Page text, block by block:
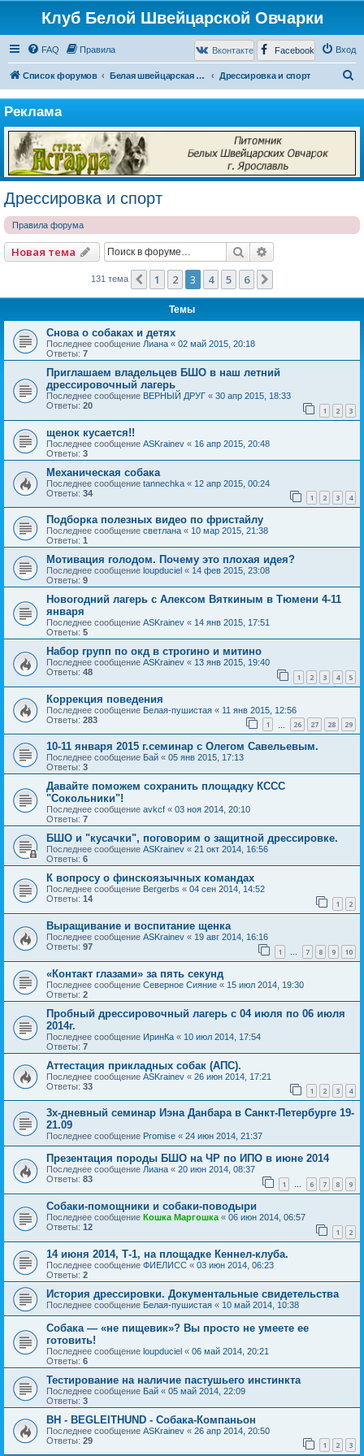
Клуб Белой Швейцарской Овчарки
FAQ Правила Вход
Вконтакте Facebook
Список форумов Белая швейцарская овчарка Дрессировка и спорт
с
Реклама
Дрессировка и спорт
Правила форума
Новая тема Поиск
131 тема Пред.
1 2 3 4 5 6
Темы
Снова о собаках и детях
Последнее сообщение Лиана « 02 май 2015, 20:18
Ответы: 7
Приглашаем владельцев БШО в наш летний
дрессировочный лагерь
Последнее сообщение ВЕРНЫЙ ДРУГ « 30 апр 2015, 18:33
Ответы: 20 1 2 3
щенок кусается!!
Последнее сообщение ASKrainev « 16 апр 2015, 20:48
Ответы: 3
Механическая собака
Последнее сообщение tannechka « 12 апр 2015, 00:24
Ответы: 34 1 2 3 4
Подборка полезных видео по фристайлу
Последнее сообщение светлана « 10 мар 2015, 21:38
Ответы: 1
Мотивация голодом. Почему это плохая идея?
Последнее сообщение loupduciel « 14 фев 2015, 23:08
Ответы: 9
Новогодний лагерь с Алексом Вяткиным в Тюмени 4-11
января
Последнее сообщение ASKrainev « 14 янв 2015, 17:51
Ответы: 5
Набор групп по окд в строгино и митино
Последнее сообщение ASKrainev « 13 янв 2015, 19:40
Ответы: 48 1 2 3 4 5
Коррекция поведения
Последнее сообщение Белая-пушистая « 11 янв 2015, 12:56
Ответы: 283 1 26 27 28 29
10-11 января 2015 г.семинар с Олегом Савельевым.
Последнее сообщение Бай « 05 янв 2015, 17:13
Ответы: 3
Давайте поможем сохранить площадку КССС
"Сокольники"!
Последнее сообщение avkcf « 03 ноя 2014, 20:10
Ответы: 7
БШО и "кусачки", поговорим о защитной дрессировке.
Последнее сообщение ASKrainev « 21 окт 2014, 16:56
Ответы: 6
К вопросу о финскоязычных командах
Последнее сообщение Bergerbs « 04 сен 2014, 14:52
Ответы: 14 1 2
Выращивание и воспитание щенка
Последнее сообщение ASKrainev « 19 авг 2014, 16:16
Ответы: 97 1 … 7 8 9 10
«Контакт глазами» за пять секунд
Последнее сообщение Северное Сияние « 15 июл 2014, 19:30
Ответы: 2
Пробный дрессировочный лагерь с 04 июля по 06 июля
2014г.
Последнее сообщение ИринКа « 10 июл 2014, 17:54
Ответы: 7
Аттестация прикладных собак (АПС).
Последнее сообщение ASKrainev « 26 июн 2014, 17:21
Ответы: 33 1 2 3 4
3х-дневный семинар Иэна Данбара в Санкт-Петербурге 19-
21.09
Последнее сообщение Promise « 24 июн 2014, 21:37
Презентация породы БШО на ЧР по ИПО в июне 2014
Последнее сообщение Лиана « 20 июн 2014, 08:37
Ответы: 83 1 … 6 7 8 9
Собаки-помощники и собаки-поводыри
Последнее сообщение Кошка Маргошка « 06 июн 2014, 06:57
Ответы: 12 1 2
14 июня 2014, Т-1, на площадке Кеннел-клуба.
Последнее сообщение ФИЕЛИСС « 03 июн 2014, 06:23
Ответы: 2
История дрессировки. Документальные свидетельства
Последнее сообщение Белая-пушистая « 10 май 2014, 10:38
Собака — «не пищевик»? Вы просто не умеете ее
готовить!
Последнее сообщение loupduciel « 06 май 2014, 20:21
Ответы: 6
Тестирование на наличие пастушьего инстинкта
Последнее сообщение Бай « 05 май 2014, 22:09
Ответы: 3
ВН - BEGLEITHUND - Собака-Компаньон
Последнее сообщение ASKrainev « 26 апр 2014, 20:50
Ответы: 29 1 2 3